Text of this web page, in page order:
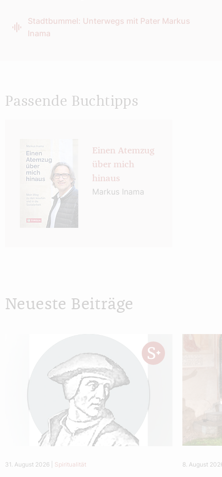
Stadtbummel: Unterwegs mit Pater Markus
Inama
Passende Buchtipps
Einen Atemzug
über mich
hinaus
Markus Inama
Neueste Beiträge
31. August 2026 Spiritualität 8. August